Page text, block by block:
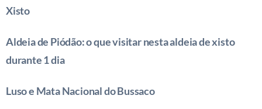
Xisto
Aldeia de Piódão: o que visitar nesta aldeia de xisto
durante 1 dia
Luso e Mata Nacional do Bussaco